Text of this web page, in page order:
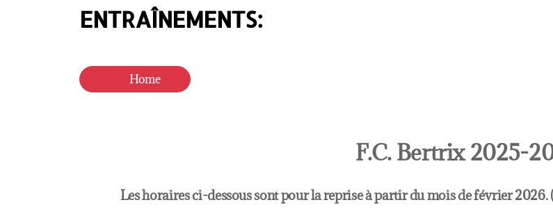
ENTRAÎNEMENTS:
Home
F.C. Bertrix 2025-
Les horaires ci-dessous sont pour la reprise à partir du mois de février